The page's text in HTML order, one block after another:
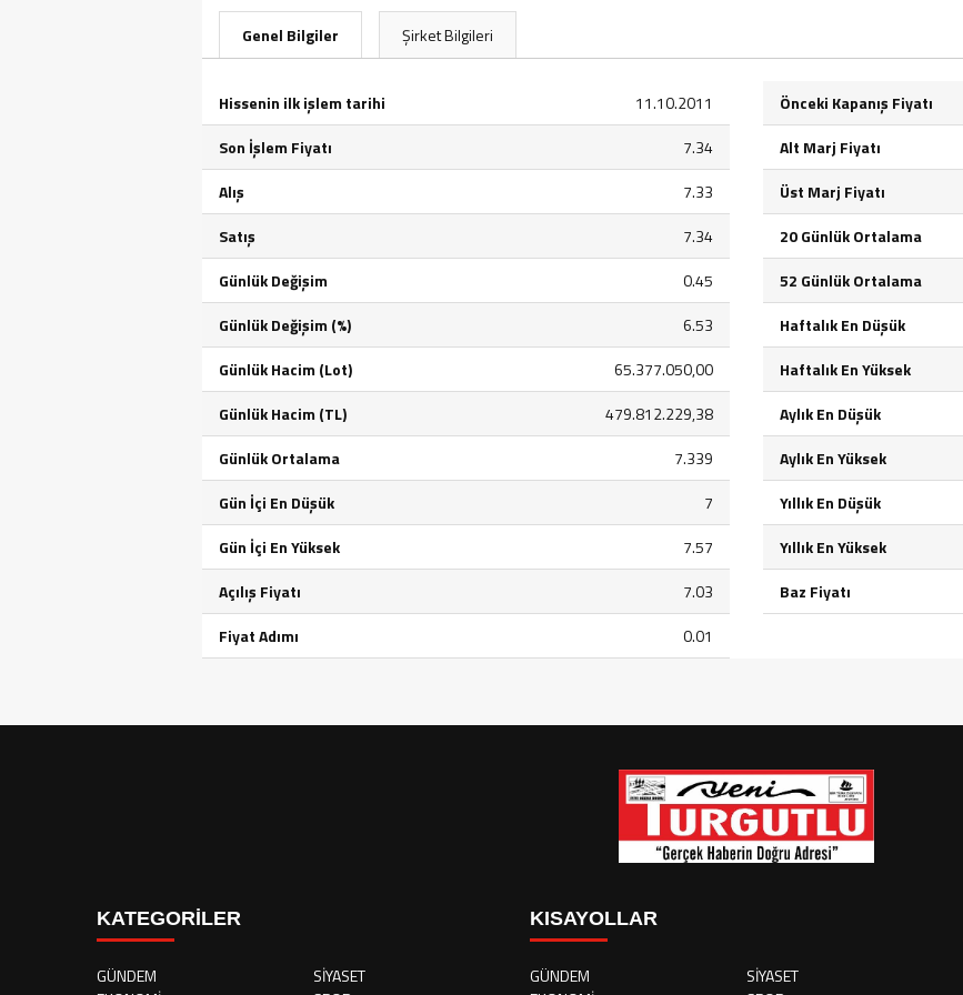
Genel Bilgiler Şirket Bilgileri
Hissenin ilk işlem tarihi
11.10.2011
Son İşlem Fiyatı
7.34
Alış
7.33
Satış
7.34
Günlük Değişim
0.45
Günlük Değişim (%)
6.53
Günlük Hacim (Lot)
65.377.050,00
Günlük Hacim (TL)
479.812.229,38
Günlük Ortalama
7.339
Gün İçi En Düşük
7
Gün İçi En Yüksek
7.57
Açılış Fiyatı
7.03
Fiyat Adımı
0.01
Önceki Kapanış Fiyatı
Alt Marj Fiyatı
Üst Marj Fiyatı
20 Günlük Ortalama
52 Günlük Ortalama
Haftalık En Düşük
Haftalık En Yüksek
Aylık En Düşük
Aylık En Yüksek
Yıllık En Düşük
Yıllık En Yüksek
Baz Fiyatı
KATEGORİLER
GÜNDEM
SİYASET
KISAYOLLAR
GÜNDEM
SİYASET